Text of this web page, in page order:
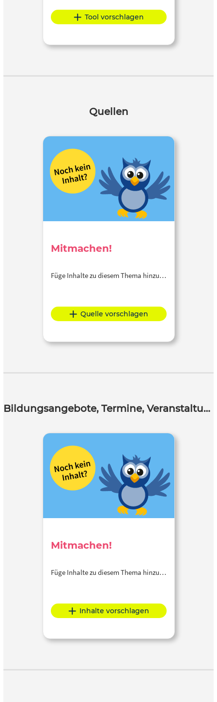
Tool vorschlagen
Quellen
Mitmachen!
Füge Inhalte zu diesem Thema hinzu…
Quelle vorschlagen
Bildungsangebote, Termine, Veranstaltungen
Mitmachen!
Füge Inhalte zu diesem Thema hinzu…
Inhalte vorschlagen